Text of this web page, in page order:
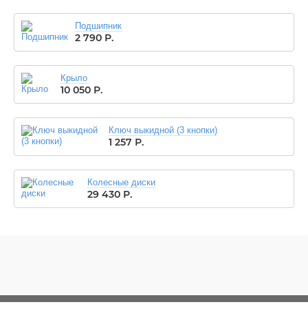
Подшипник
2 790 Р.
Крыло
10 050Р.
Ключ выкидной (3 кнопки)
1 257 Р.
Колесные диски
29 430 Р.